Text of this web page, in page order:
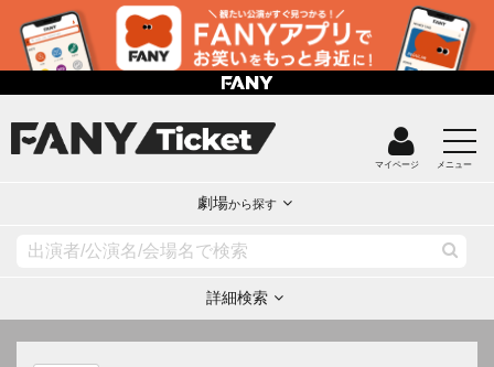
マイページ メニュー
劇場から探す
詳細検索